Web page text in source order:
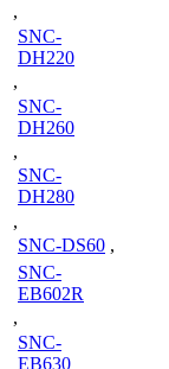
,
SNC-
DH220
,
SNC-
DH260
,
SNC-
DH280
,
SNC-DS60 ,
SNC-
EB602R
,
SNC-
EB630